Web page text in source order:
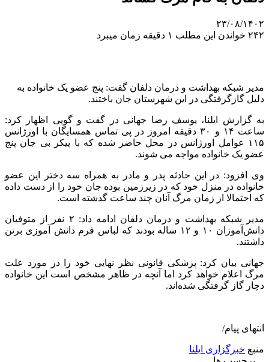
۲۳/۰۸/۱۴۰۲
۲۴۲ خواندن این مطلب ۱ دقیقه زمان میبرد
مدیر شبکه بهداشت و درمان دلفان گفت: پنج عضو یک خانواده به
دلیل گازگرفتگی در این شهرستان جان باختند.
به گزارش ایلنا، یوسف رضا جهانی در گفت و گویی اظهار کرد:
ساعت ۱۴ و ۳۰ دقیقه امروز در پی تماس همسایگان با اورژانس
۱۱۵ عوامل اورژانس در محل حاضر شده که با پیکر بی جان پنج
عضو یک خانواده مواجه می شوند.
وی افزود: در این حادثه پدر و مادر به همراه سه دختر این عضو
خانواده در منزل خود که در زیرزمین بوده جان خود را از دست داده
که احتمالا از زمان مرگ آنان چند ساعت گذشته است.
مدیر شبکه بهداشت و درمان دلفان ادامه داد: ۲ نفر از متوفیان
دانش‌آموزان ۱۰ و ۱۲ ساله بودند که لباس فرم دانش آموزی برتن
داشتند.
جهانی بیان کرد: پزشکی قانونی نظر نهایی خود را در مورد علت
مرگ اعلام خواهد کرد اما آنچه در ظاهر مشخص است این خانواده
دچار گاز گرفتگی شده‌اند.
انتهای پیام/
منبع خبرگزاری ایلنا